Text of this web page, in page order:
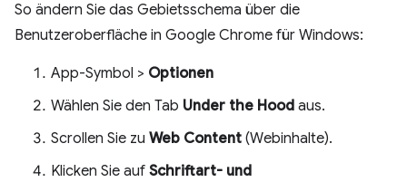
So ändern Sie das Gebietsschema über die
Benutzeroberfläche in Google Chrome für Windows:
App-Symbol > Optionen
Wählen Sie den Tab Under the Hood aus.
Scrollen Sie zu Web Content (Webinhalte).
Klicken Sie auf Schriftart- und